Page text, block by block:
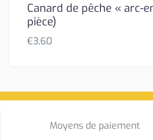
Canard de pêche « arc-
pièce)
€3,60
Moyens de paiement